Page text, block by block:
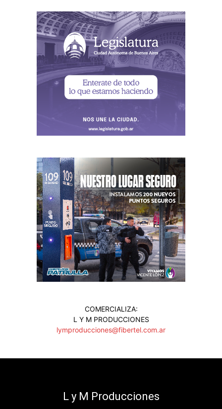
COMERCIALIZA:
L Y M PRODUCCIONES
lymproducciones@fibertel.com.ar
L y M Producciones